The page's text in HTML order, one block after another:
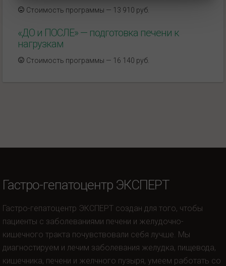
Стоимость программы — 13 910 руб.
«ДО и ПОСЛЕ» — подготовка печени к
нагрузкам
Стоимость программы — 16 140 руб.
Гастро-гепатоцентр ЭКСПЕРТ
Гастро-гепатоцентр ЭКСПЕРТ создан для того, чтобы
пациенты с заболеваниями печени и желудочно-
кишечного тракта почувствовали себя лучше. Мы
диагностируем и лечим заболевания желудка, пищевода,
кишечника, печени и желчного пузыря, умеем работать со